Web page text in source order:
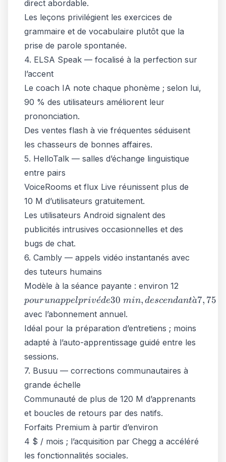
direct abordable.
Les leçons privilégient les exercices de
grammaire et de vocabulaire plutôt que la
prise de parole spontanée.
4. ELSA Speak — focalisé à la perfection sur
l’accent
Le coach IA note chaque phonème ; selon lui,
90 % des utilisateurs améliorent leur
prononciation.
Des ventes flash à vie fréquentes séduisent
les chasseurs de bonnes affaires.
5. HelloTalk — salles d’échange linguistique
entre pairs
VoiceRooms et flux Live réunissent plus de
10 M d’utilisateurs gratuitement.
Les utilisateurs Android signalent des
publicités intrusives occasionnelles et des
bugs de chat.
6. Cambly — appels vidéo instantanés avec
des tuteurs humains
Modèle à la séance payante : environ 12
appel
de 30 min,
à 7,75
pourunappelprive
ˊde30 min, descendanta
ˋ7, 75
avec l’abonnement annuel.
Idéal pour la préparation d’entretiens ; moins
adapté à l’auto-apprentissage guidé entre les
sessions.
7. Busuu — corrections communautaires à
grande échelle
Communauté de plus de 120 M d’apprenants
et boucles de retours par des natifs.
Forfaits Premium à partir d’environ
4 $ / mois ; l’acquisition par Chegg a accéléré
les fonctionnalités sociales.